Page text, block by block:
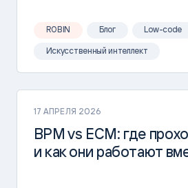
ROBIN Блог Low-code
Искусственный интеллект
17 АПРЕЛЯ 2026
BPM vs ECM: где
и как они работают